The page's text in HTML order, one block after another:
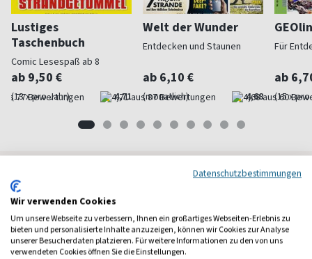
Lustiges
Taschenbuch
Comic Lesespaß ab 8
ab 9,50 €
(13 x pro Jahr) 4,71
Welt der Wunder
Entdecken und Staunen
ab 6,10 €
(monatlich) 4,68
Für
ab
(15 x
Frauenzeitschriften
Datenschutzbestimmungen
Wir verwenden Cookies
Um unsere Webseite zu verbessern, Ihnen ein großartiges Webseiten-Erlebnis zu
bieten und personalisierte Inhalte anzuzeigen, können wir Cookies zur Analyse
unserer Besucherdaten platzieren. Für weitere Informationen zu den von uns
verwendeten Cookies öffnen Sie die Einstellungen.